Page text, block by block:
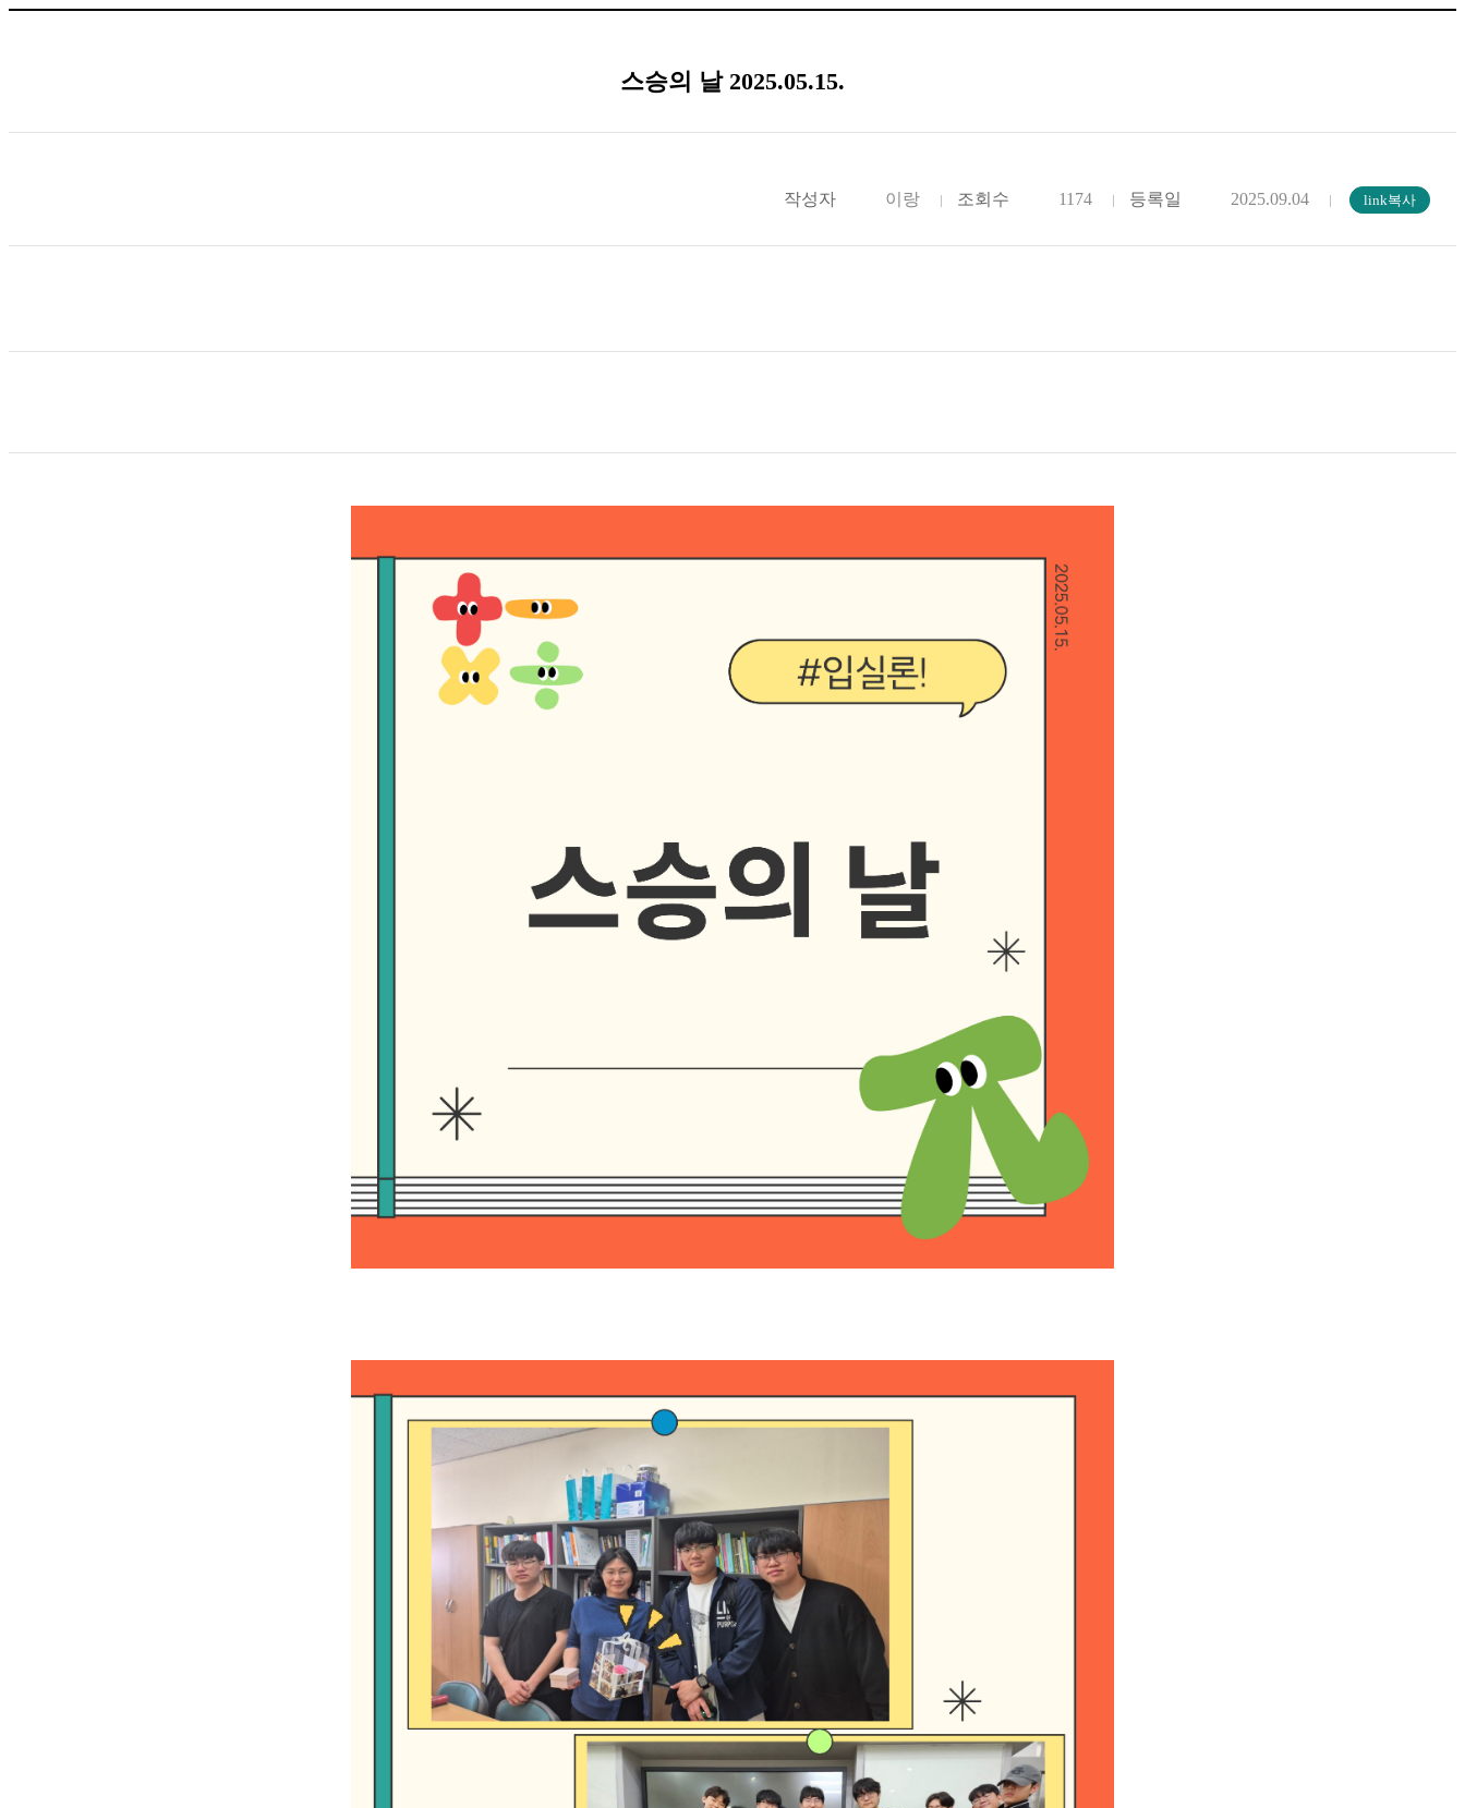
스승의 날 2025.05.15.
작성자 이랑 조회수 1174 등록일 2025.09.04